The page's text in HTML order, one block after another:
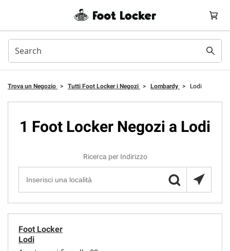
Trova un Negozio > Tutti Foot Locker i Negozi > Lombardy > Lodi
1 Foot Locker Negozi a Lodi
Ricerca per Indirizzo
Foot Locker
Lodi